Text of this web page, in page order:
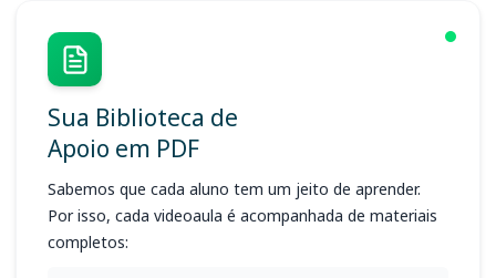
Sua Biblioteca de
Apoio em PDF
Sabemos que cada aluno tem um jeito de aprender.
Por isso, cada videoaula é acompanhada de materiais
completos: